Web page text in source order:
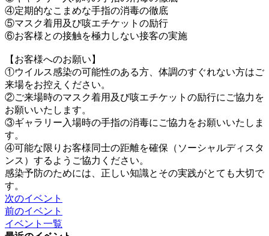
④定期的なこまめな手指の消毒の徹底
⑤マスク着用及び咳エチケットの励行
⑥お客様との接触を極力しない接客の実施
【お客様へのお願い】
①ウイルス感染の可能性のある方、体調のすぐれない方はご
来場をお控えください。
②ご来場時のマスク着用及び咳エチケットの励行にご協力を
お願いいたします。
③ギャラリー入場時の手指の消毒にご協力をお願いいたしま
す。
④可能な限りお客様同士の距離を確保（ソーシャルディスタ
ンス）するようご協力ください。
感染予防のためには、正しい知識とその実践がとても大切で
す。
次のイベント
前のイベント
イベント一覧